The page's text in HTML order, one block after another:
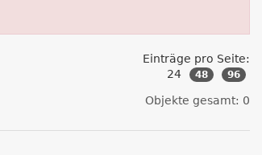
Einträge pro Seite:
24
48 96
Objekte gesamt: 0